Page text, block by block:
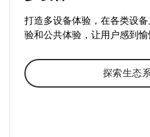
打造多设备体验，在各类设
验和公共体验，让用户感到愉
探索生态